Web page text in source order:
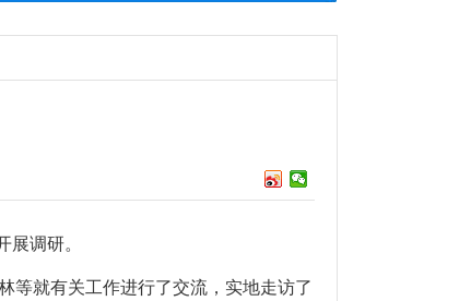
调研。
就有关工作进行了交流，实地走访了